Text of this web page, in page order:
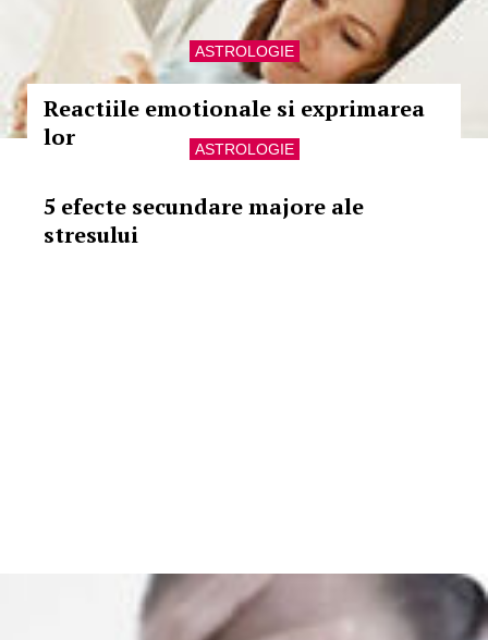
ASTROLOGIE
Reactiile emotionale si exprimarea
lor
ASTROLOGIE
5 efecte secundare majore ale
stresului